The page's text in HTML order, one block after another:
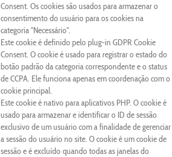
Consent. Os cookies são usados para armazenar o
consentimento do usuário para os cookies na
categoria "Necessário".
Este cookie é definido pelo plug-in GDPR Cookie
Consent. O cookie é usado para registrar o estado do
botão padrão da categoria correspondente e o status
de CCPA. Ele funciona apenas em coordenação com o
cookie principal.
Este cookie é nativo para aplicativos PHP. O cookie é
usado para armazenar e identificar o ID de sessão
exclusivo de um usuário com a finalidade de gerenciar
a sessão do usuário no site. O cookie é um cookie de
sessão e é excluído quando todas as janelas do